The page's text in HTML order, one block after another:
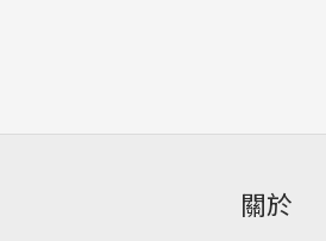
關於